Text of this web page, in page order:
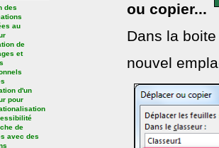
des
au
de
et
d'un
pour
de
avec des
ou copier...
Dans la
nouvel